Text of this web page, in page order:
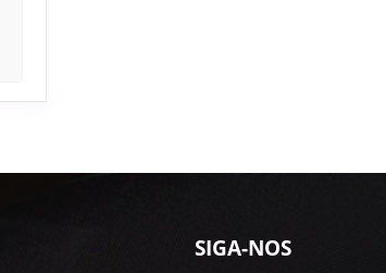
SIGA-NOS